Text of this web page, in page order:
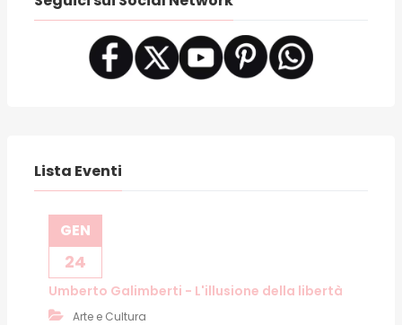
Lista Eventi
GEN
24
Umberto Galimberti - L'illusione della libertà
Arte e Cultura